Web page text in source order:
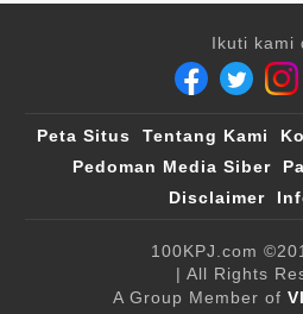
Ikuti kami
Peta Situs Tentang Kami
Pedoman Media Siber
Disclaimer
100KPJ.com
| All Rights
A Group Member of